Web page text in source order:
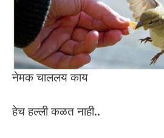
नेमक चाललय काय
हेच हल्ली कळत नाही..